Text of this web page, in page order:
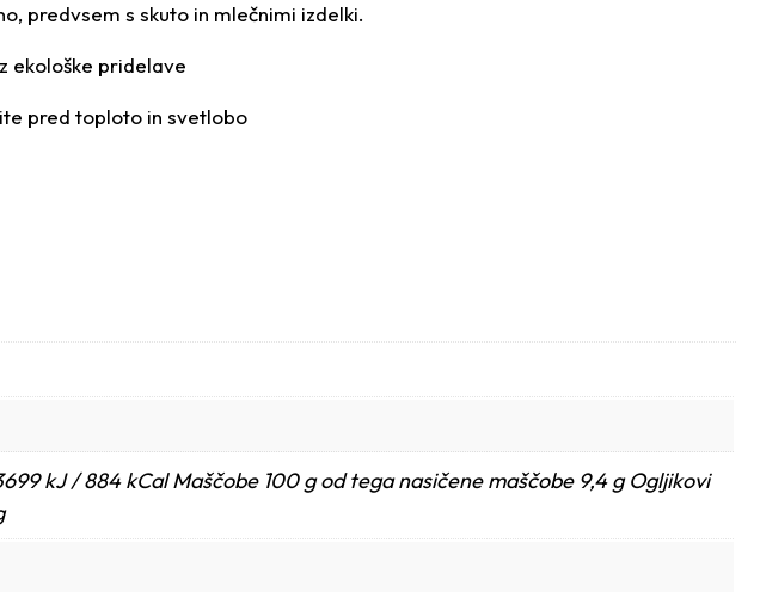
predvsem s skuto in mlečnimi izdelki.
ekološke pridelave
pred toploto in svetlobo
kJ / 884 kCal Maščobe 100 g od tega nasičene maščobe 9,4 g Ogljikovi